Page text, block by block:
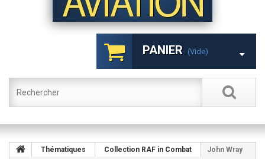
PANIER (vide)
Thématiques Collection RAF in Combat
John Wray